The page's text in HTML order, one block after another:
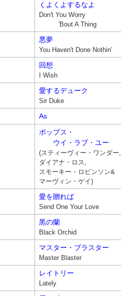
くよくよするなよ
Don't You Worry
'Bout A Thing
悪夢
You Haven't Done Nothin'
回想
I Wish
愛するデューク
Sir Duke
As
ポップス・
ウイ・ラブ・ユー
(スティーヴィー・ワンダー,
ダイアナ・ロス,
スモーキー・ロビンソン&
マーヴィン・ゲイ)
愛を贈れば
Send One Your Love
黒の蘭
Black Orchid
マスター・ブラスター
Master Blaster
レイトリー
Lately